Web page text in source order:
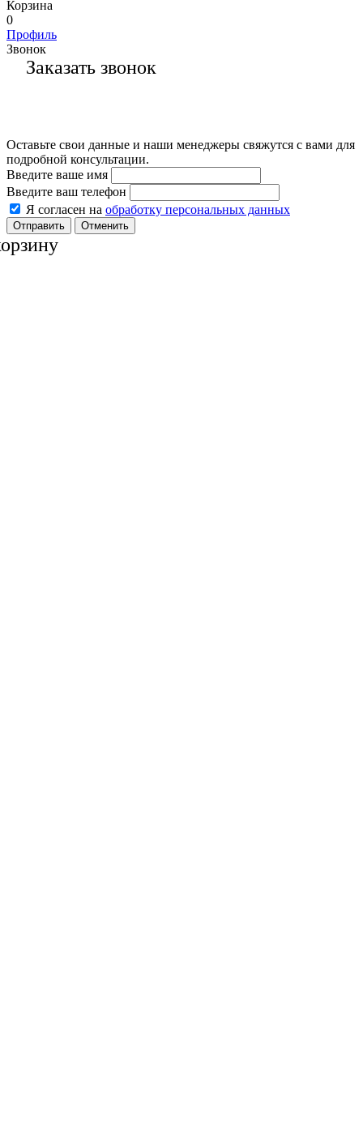
Корзина
0
Профиль
Звонок
Заказать звонок
Оставьте свои данные и наши менеджеры свяжутся с вами для
подробной консультации.
Введите ваше имя
Введите ваш телефон
Я согласен на обработку персональных данных
Отменить